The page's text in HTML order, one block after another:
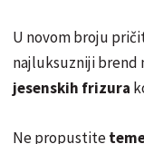
U novom broju
najluksuzniji brend
jesenskih frizura
Ne propustite